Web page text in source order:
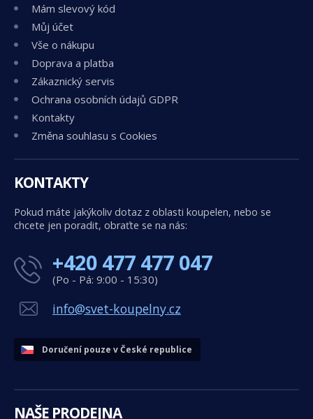
Mám slevový kód
Můj účet
Vše o nákupu
Doprava a platba
Zákaznický servis
Ochrana osobních údajů GDPR
Kontakty
Změna souhlasu s Cookies
KONTAKTY
Pokud máte jakýkoliv dotaz z oblasti koupelen, nebo se
chcete jen poradit, obraťte se na nás:
+420 477 477 047
(Po - Pá: 9:00 - 15:30)
info@svet-koupelny.cz
Doručení pouze v České republice
NAŠE PRODEJNA